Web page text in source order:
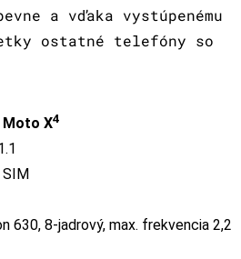
a vďaka vystúpenému
ostatné telefóny so
X4
SIM
630, 8-jadrový, max. frekvencia 2,2